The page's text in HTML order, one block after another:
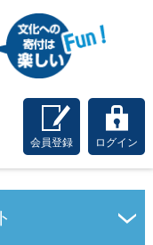
会員登録 ログイン